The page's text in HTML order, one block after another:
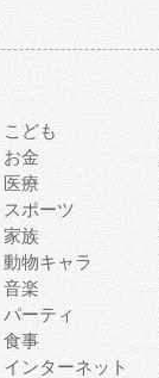
こども
お金
医療
スポーツ
家族
動物キャラ
音楽
パーティ
食事
インターネット